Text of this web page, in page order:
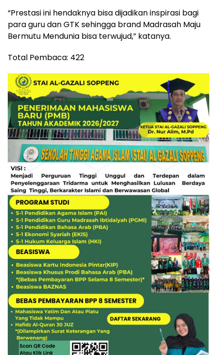
“Prestasi ini hendaknya bisa dijadikan inspirasi bagi
para guru dan GTK sehingga brand Madrasah Maju
Bermutu Mendunia bisa terwujud,” katanya.
Total Pembaca: 422